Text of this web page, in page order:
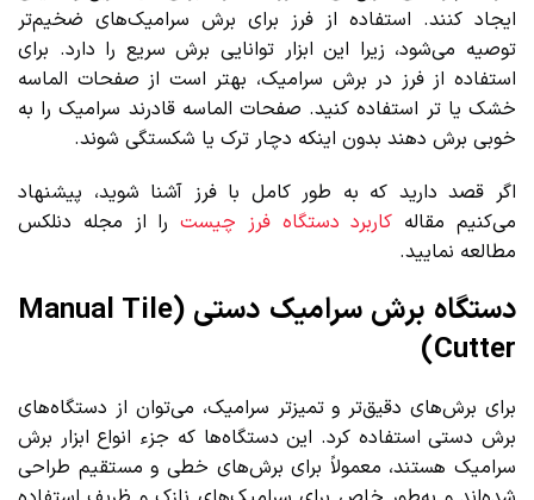
ایجاد کنند. استفاده از فرز برای برش سرامیک‌های ضخیم‌تر
توصیه می‌شود، زیرا این ابزار توانایی برش سریع را دارد. برای
استفاده از فرز در برش سرامیک، بهتر است از صفحات الماسه
خشک یا تر استفاده کنید. صفحات الماسه قادرند سرامیک را به
خوبی برش دهند بدون اینکه دچار ترک یا شکستگی شوند.
اگر قصد دارید که به طور کامل با فرز آشنا شوید، پیشنهاد
می‌کنیم مقاله کاربرد دستگاه فرز چیسترا از مجله دنلکس
مطالعه نمایید.
دستگاه برش سرامیک دستی (Manual Tile
Cutter)
برای برش‌های دقیق‌تر و تمیزتر سرامیک، می‌توان از دستگاه‌های
برش دستی استفاده کرد. این دستگاه‌ها که جزء انواع ابزار برش
سرامیک هستند، معمولاً برای برش‌های خطی و مستقیم طراحی